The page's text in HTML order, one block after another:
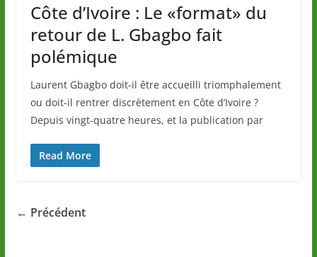
Côte d’Ivoire : Le «format» du
retour de L. Gbagbo fait
polémique
Laurent Gbagbo doit-il être accueilli triomphalement
ou doit-il rentrer discrètement en Côte d’Ivoire ?
Depuis vingt-quatre heures, et la publication par
Read More
← Précédent